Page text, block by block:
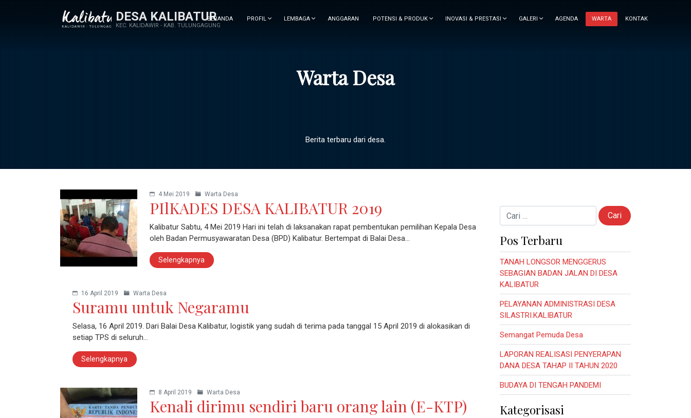
DESA KALIBATUR
KEC. KALIDAWIR - KAB. TULUNGAGUNG
BERANDA PROFIL LEMBAGA ANGGARAN POTENSI & PRODUK INOVASI & PRESTASI GALERI AGENDA WARTA KONTAK
Warta Desa
Berita terbaru dari desa.
4 Mei 2019 Warta Desa
PIlKADES DESA KALIBATUR 2019
Kalibatur Sabtu, 4 Mei 2019 Hari ini telah di laksanakan rapat pembentukan pemilihan Kepala Desa
oleh Badan Permusyawaratan Desa (BPD) Kalibatur. Bertempat di Balai Desa…
Selengkapnya
16 April 2019 Warta Desa
Suramu untuk Negaramu
Selasa, 16 April 2019. Dari Balai Desa Kalibatur, logistik yang sudah di terima pada tanggal 15 April 2019 di alokasikan di
setiap TPS di seluruh…
Selengkapnya
8 April 2019 Warta Desa
Kenali dirimu sendiri baru orang lain (E-KTP)
Cari untuk:
Pos Terbaru
TANAH LONGSOR MENGGERUS
SEBAGIAN BADAN JALAN DI DESA
KALIBATUR
PELAYANAN ADMINISTRASI DESA
SILASTRI.KALIBATUR
Semangat Pemuda Desa
LAPORAN REALISASI PENYERAPAN
DANA DESA TAHAP II TAHUN 2020
BUDAYA DI TENGAH PANDEMI
Kategorisasi